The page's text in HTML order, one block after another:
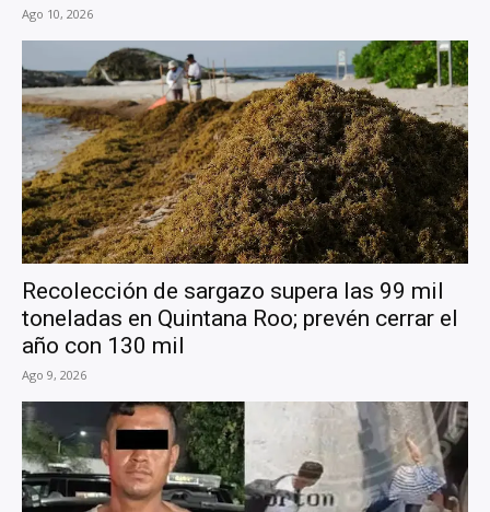
Ago 10, 2026
Recolección de sargazo supera las 99 mil
toneladas en Quintana Roo; prevén cerrar el
año con 130 mil
Ago 9, 2026